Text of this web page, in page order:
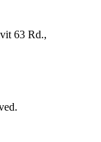
63 Rd.,